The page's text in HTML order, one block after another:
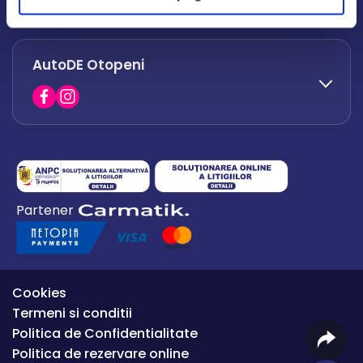
office.afumati@autode.ro
0730 063 852
0730 063 851
AutoDE Otopeni
0754 649 360
office.premium@autode.ro
Partener
Cookies
Termeni si conditii
Politica de Confidentialitate
Politica de rezervare online